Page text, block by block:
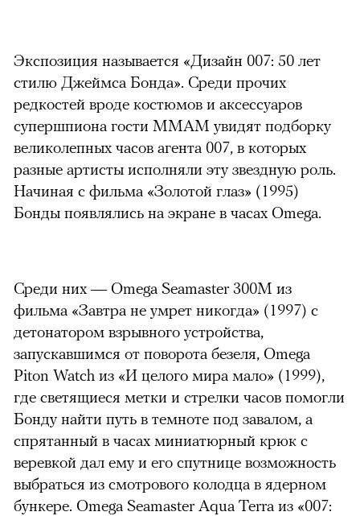
Экспозиция называется «Дизайн 007: 50 лет
стилю Джеймса Бонда». Среди прочих
редкостей вроде костюмов и аксессуаров
супершпиона гости ММАМ увидят подборку
великолепных часов агента 007, в которых
разные артисты исполняли эту звездную роль.
Начиная с фильма «Золотой глаз» (1995)
Бонды появлялись на экране в часах Omega.
Среди них — Omega Seamaster 300M из
фильма «Завтра не умрет никогда» (1997) с
детонатором взрывного устройства,
запускавшимся от поворота безеля, Omega
Piton Watch из «И целого мира мало» (1999),
где светящиеся метки и стрелки часов помогли
Бонду найти путь в темноте под завалом, а
спрятанный в часах миниатюрный крюк с
веревкой дал ему и его спутнице возможность
выбраться из смотрового колодца в ядерном
бункере. Omega Seamaster Aqua Terra из «007: